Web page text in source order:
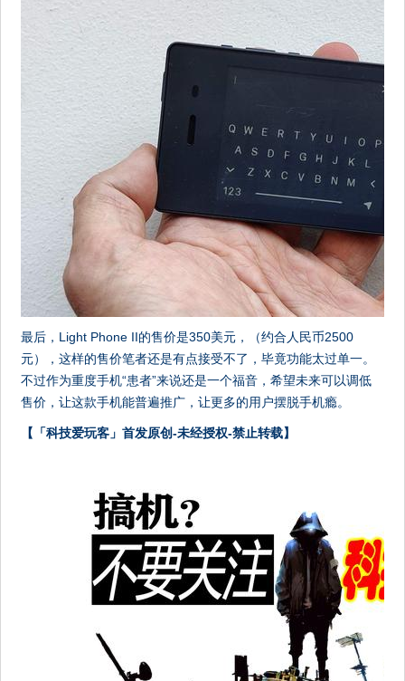
最后，Light Phone II的售价是350美元，（约合人民币2500
元），这样的售价笔者还是有点接受不了，毕竟功能太过单一。
不过作为重度手机“患者”来说还是一个福音，希望未来可以调低
售价，让这款手机能普遍推广，让更多的用户摆脱手机瘾。
【「科技爱玩客」首发原创-未经授权-禁止转载】